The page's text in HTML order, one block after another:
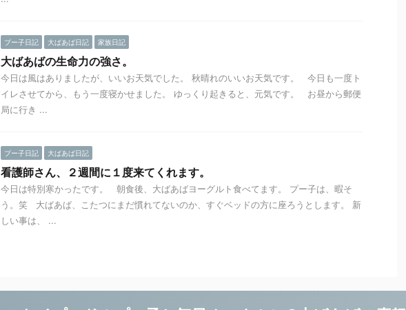
プー子日記 大ばあば日記 家族日記
大ばあばの生命力の強さ。
今日は風はありましたが、いいお天気でした。 秋晴れのいいお天気です。 今日も一度ト
イレさせてから、もう一度寝かせました。 ゆっくり起きると、元気です。 お昼から郵便
局に行き ...
プー子日記 大ばあば日記
看護師さん、２週間に１度来てくれます。
今日は特別寒かったです。 朝食後、大ばあばヨーグルト食べてます。 プー子は、暇そ
う。笑 大ばあば、こたつにまだ慣れてないのか、すぐベッドの方に座ろうとします。 新
しい事は、 ...